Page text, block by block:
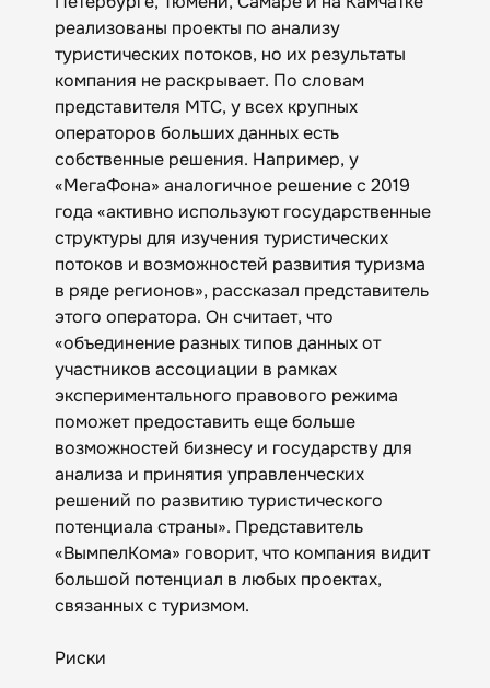
реализованы проекты по анализу
туристических потоков, но их результаты
компания не раскрывает. По словам
представителя МТС, у всех крупных
операторов больших данных есть
собственные решения. Например, у
«МегаФона» аналогичное решение с 2019
года «активно используют государственные
структуры для изучения туристических
потоков и возможностей развития туризма
в ряде регионов», рассказал представитель
этого оператора. Он считает, что
«объединение разных типов данных от
участников ассоциации в рамках
экспериментального правового режима
поможет предоставить еще больше
возможностей бизнесу и государству для
анализа и принятия управленческих
решений по развитию туристического
потенциала страны». Представитель
«ВымпелКома» говорит, что компания видит
большой потенциал в любых проектах,
связанных с туризмом.
Риски